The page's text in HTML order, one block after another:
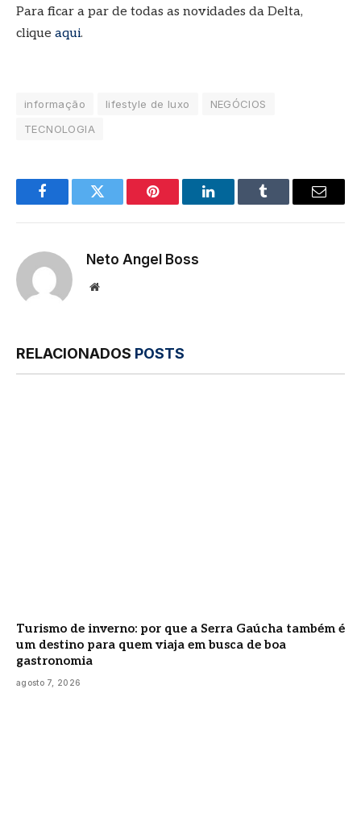
Para ficar a par de todas as novidades da Delta,
clique aqui.
informação lifestyle de luxo
NEGÓCIOS
TECNOLOGIA
FacebookTwitter Pinterest LinkedInTumblr
E-
Neto Angel Boss
Site
RELACIONADOS POSTS
Turismo de inverno: por que a Serra Gaúcha também é
um destino para quem viaja em busca de boa
gastronomia
agosto 7, 2026